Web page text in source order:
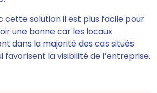
cette solution il est plus facile pour
une bonne car les locaux
dans la majorité des cas situés
favorisent la visibilité de l’entreprise.